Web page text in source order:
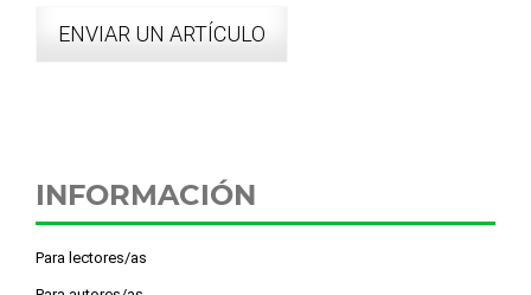
ENVIAR UN ARTÍCULO
INFORMACIÓN
Para lectores/as